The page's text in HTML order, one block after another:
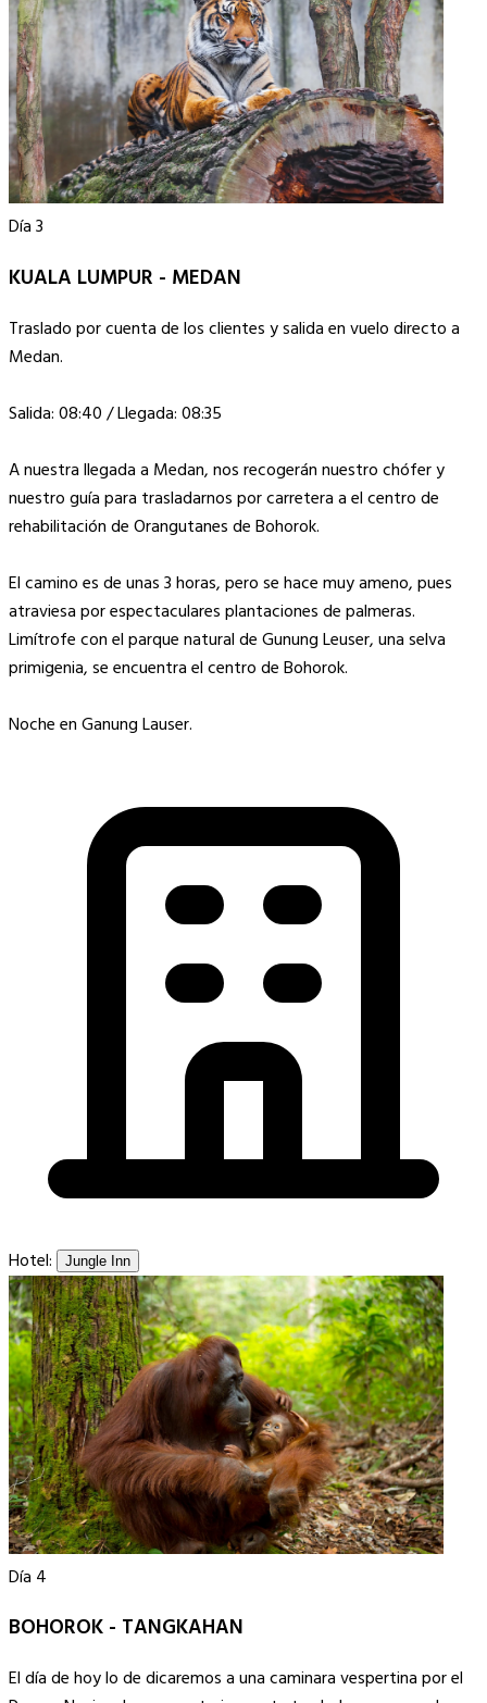
Día 3
KUALA LUMPUR - MEDAN
Traslado por cuenta de los clientes y salida en vuelo directo a
Medan.
Salida: 08:40 / Llegada: 08:35
A nuestra llegada a Medan, nos recogerán nuestro chófer y
nuestro guía para trasladarnos por carretera a el centro de
rehabilitación de Orangutanes de Bohorok.
El camino es de unas 3 horas, pero se hace muy ameno, pues
atraviesa por espectaculares plantaciones de palmeras.
Limítrofe con el parque natural de Gunung Leuser, una selva
primigenia, se encuentra el centro de Bohorok.
Noche en Ganung Lauser.
Hotel: Jungle Inn
Día 4
BOHOROK - TANGKAHAN
El día de hoy lo de dicaremos a una caminara vespertina por el